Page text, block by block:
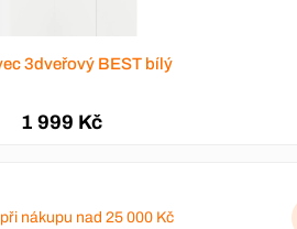
3dveřový BEST bílý
1 999 Kč
nákupu nad 25 000 Kč